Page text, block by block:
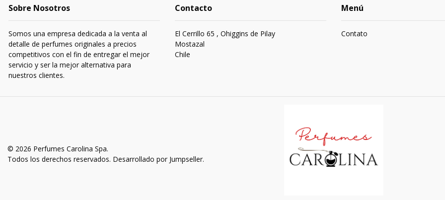
Sobre Nosotros
Somos una empresa dedicada a la venta al
detalle de perfumes originales a precios
competitivos con el fin de entregar el mejor
servicio y ser la mejor alternativa para
nuestros clientes.
Contacto
El Cerrillo 65 , Ohiggins de Pilay
Mostazal
Chile
Menú
Contato
© 2026 Perfumes Carolina Spa.
Todos los derechos reservados. Desarrollado por Jumpseller.